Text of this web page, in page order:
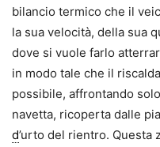
bilancio termico che il
la sua velocità, della sua
dove si vuole farlo
in modo tale che il
possibile, affrontando
navetta, ricoperta dalle
d’urto del rientro. Questa